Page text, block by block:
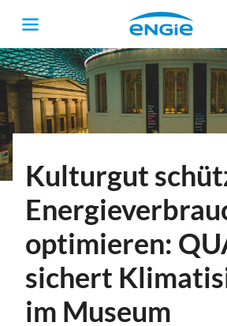
Kulturgut
optimieren:
sichert
im Museum